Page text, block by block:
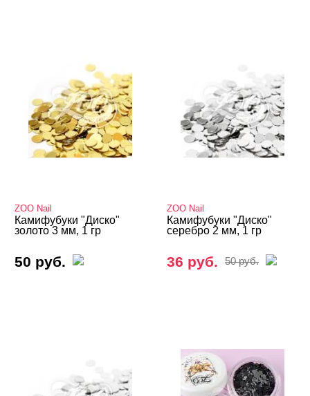
ZOO Nail
Камифубуки "Диско"
золото 3 мм, 1 гр
50 руб.
ZOO Nail
Камифубуки "Диско"
серебро 2 мм, 1 гр
36 руб. 50 руб.